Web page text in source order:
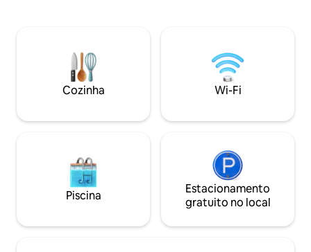
equipada, sala de jogos e várias áreas de
estar. As trilhas para caminhada/ciclismo
começam no portão da frente, com a
Trilha Riesling e o hotel bem perto. A
Família amigável
crianças. Animais
mediante
observar as
Cozinha Wi-Fi
Piscina
Estacionamento
gratuito no local